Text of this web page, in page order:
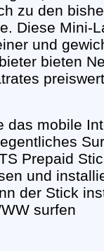
zu den
Diese Mini-
und
bieten
das mobile
Prepaid
und
der Stick
surfen